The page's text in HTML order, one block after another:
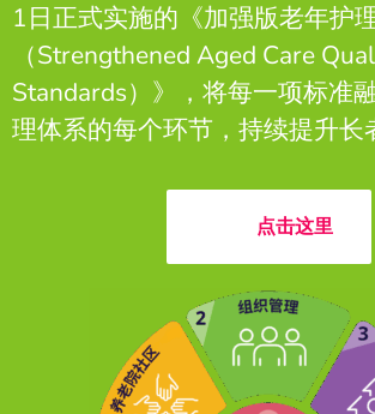
1日正式实施的《加强版老年护
（Strengthened Aged Care
Standards）》，将每一项标准
理体系的每个环节，持续提升长
点击这里